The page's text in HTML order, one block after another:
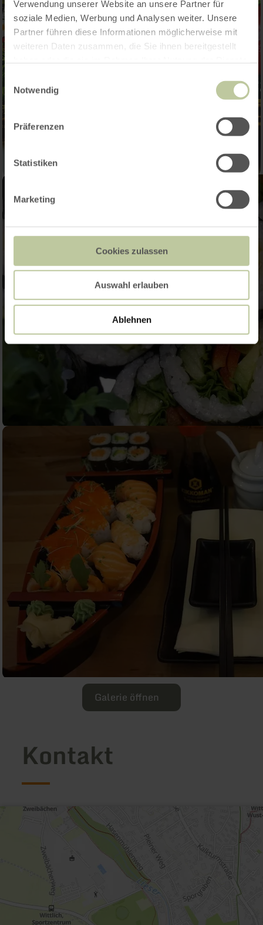
Verwendung unserer Website an unsere Partner für
soziale Medien, Werbung und Analysen weiter. Unsere
Partner führen diese Informationen möglicherweise mit
weiteren Daten zusammen, die Sie ihnen bereitgestellt
Notwendig
Präferenzen
Statistiken
Marketing
Cookies zulassen
Auswahl erlauben
Ablehnen
Galerie öffnen
Kontakt